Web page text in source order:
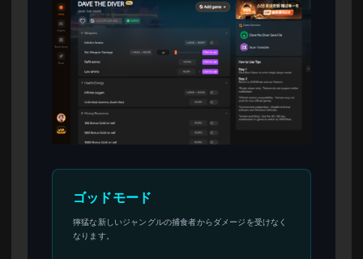
ゴッドモード
獰猛な新しいジャングルの捕食者からダメージを受けなく
なります。